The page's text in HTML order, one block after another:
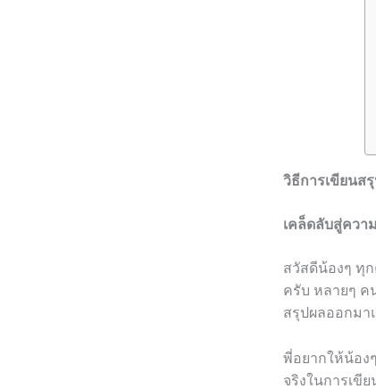
วิธีการเขียนส
เคล็ดลับสู่ควา
สวัสดีน้องๆ ทุ
ครับ หลายๆ ค
สรุปผลออกมา
พี่อยากให้น้อง
จริงในการเขี